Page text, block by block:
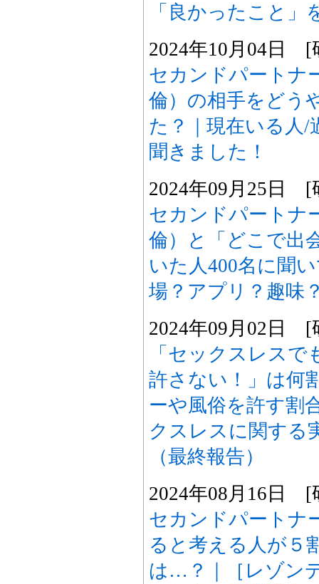
「良かったこと」
2024年10月04日 [
セカンドパートナ
倫）の相手をどう
た？｜現在いる人/
聞きました！
2024年09月25日 [
セカンドパートナ
倫）と「どこで出
いた人400名に聞
場？アプリ？趣味
2024年09月02日 [
「セックスレス
許さない！」は何
ーや風俗を許す割
クスレスに関する
（最終報告）
2024年08月16日 [
セカンドパートナ
ると考える人が５
は…？｜［レゾン